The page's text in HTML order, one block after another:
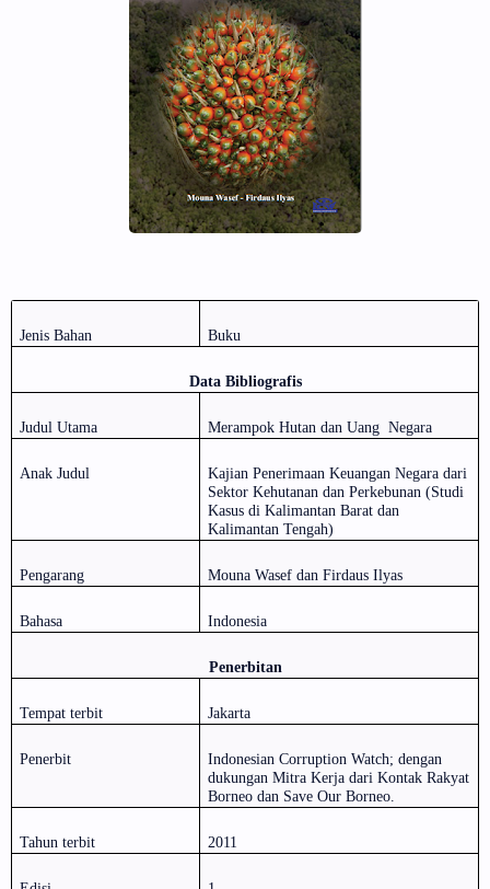
Jenis Bahan Buku
Data Bibliografis
Judul Utama Merampok Hutan dan Uang Negara
Anak Judul
Kajian Penerimaan Keuangan Negara dari
Sektor Kehutanan dan Perkebunan (Studi
Kasus di Kalimantan Barat dan
Kalimantan Tengah)
Pengarang Mouna Wasef dan Firdaus Ilyas
Bahasa Indonesia
Penerbitan
Tempat terbit Jakarta
Penerbit
Indonesian Corruption Watch; dengan
dukungan Mitra Kerja dari Kontak Rakyat
Borneo dan Save Our Borneo.
Tahun terbit 2011